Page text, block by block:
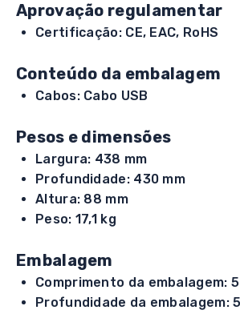
Aprovação regulamentar
Certificação: CE, EAC, RoHS
Conteúdo da embalagem
Cabos: Cabo USB
Pesos e dimensões
Largura: 438 mm
Profundidade: 430 mm
Altura: 88 mm
Peso: 17,1 kg
Embalagem
Comprimento da embalagem:
Profundidade da embalagem: